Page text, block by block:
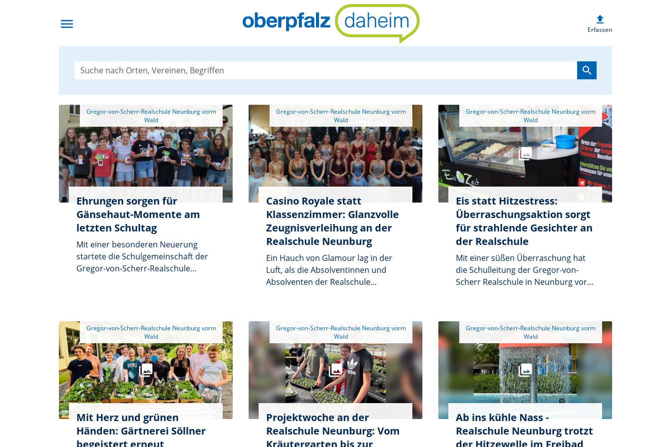
menu oberpfalzdaheim.de
upload
Erfassen
search
Ehrungen sorgen für
Gänsehaut-Momente am
letzten Schultag
Mit einer besonderen Neuerung
startete die Schulgemeinschaft der
Gregor-von-Scherr-Realschule
Schulbesten bereits vor der
Zeugnisverleihung statt. Die Reihen
im Pausenhof waren gefüllt, die
Spannung greifbar. Wer würde in
diesem Jahr zu den Besten gehören?
Die Vorverlegung der
Auszeichnungen sorgte für
zusätzliche Aufregung und machte
die Ehrungen zu einem echten
Höhepunkt des Schuljahres.
Casino Royale statt
Klassenzimmer: Glanzvolle
Zeugnisverleihung an der
Realschule Neunburg
Ein Hauch von Glamour lag in der
Luft, als die Absolventinnen und
Absolventen der Realschule
„Casino Royale“ verwandelte sich die
festlich geschmückte Stadthalle in
einen eleganten Spielsaal. Liebevoll
selbst gebastelte Würfel und
überdimensionale Spielkarten
schmückten den Saal, während
Luftballons in Schwarz, Weiß, Rot
und Gold für das passende
Ambiente sorgten. Die festliche
Dekoration spiegelte das Motto bis
Eis statt Hitzestress:
Überraschungsaktion sorgt
für strahlende Gesichter an
der Realschule
Mit einer süßen Überraschung hat
die Schulleitung der Gregor-von-
Scherr Realschule in Neunburg vorm
hochsommerlichen Temperaturen
wartete auf die Kinder und
Jugendlichen keine zusätzliche
Unterrichtseinheit, sondern eine
Kugel Eis – als kleine Belohnung für
ein anstrengendes und
ereignisreiches Schuljahr.
Mit Herz und grünen
Händen: Gärtnerei Söllner
begeistert erneut
Projektwoche an der
Realschule Neunburg: Vom
Kräutergarten bis zur
Ab ins kühle Nass -
Realschule Neunburg trotzt
der Hitzewelle im Freibad